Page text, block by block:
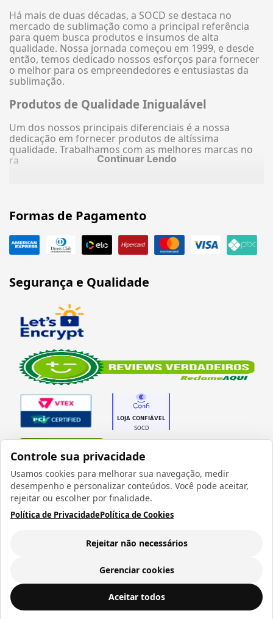
Controle sua privacidade
Usamos cookies para melhorar sua navegação, medir
desempenho e personalizar conteúdos. Você pode aceitar,
rejeitar ou escolher por finalidade.
Política de PrivacidadePolítica de Cookies
Rejeitar não necessários
Gerenciar cookies
Aceitar todos
Porta Retrato para Sublimação de MDF Resinado Brilho/Madeira CORAÇÃO GEOMÉTRICO - 11x23cm
R$ 15,52
Há mais de duas décadas, a SOCD se destaca no
mercado de sublimação como a principal referência
para quem busca produtos e insumos de alta
qualidade. Nossa jornada começou em 1999, e desde
então, temos dedicado nossos esforços para fornecer
o melhor para os empreendedores e entusiastas da
sublimação.
Produtos de Qualidade Inigualável
Um dos nossos principais diferenciais é a nossa
dedicação em fornecer produtos de altíssima
qualidade. Trabalhamos com as melhores marcas no
ra
Continuar Lendo
Formas de Pagamento
Segurança e Qualidade
Todos os direitos reservados 1999 - 2026 | CRIDON
Rua Bresser, 736 - Brás - São Paulo/SP - socd@socd.com.br